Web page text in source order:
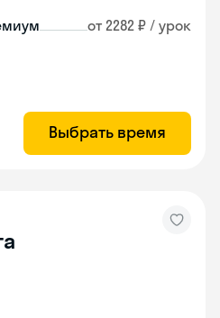
от 2282 ₽ / урок
Выбрать время